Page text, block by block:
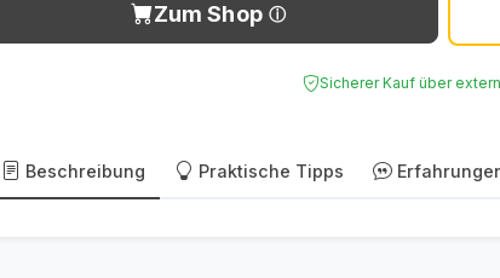
Zum Shop
Sicherer Kauf über
Beschreibung Praktische Tipps